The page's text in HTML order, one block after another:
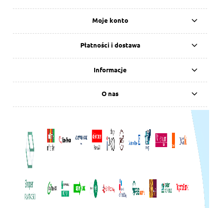
Moje konto
Płatności i dostawa
Informacje
O nas